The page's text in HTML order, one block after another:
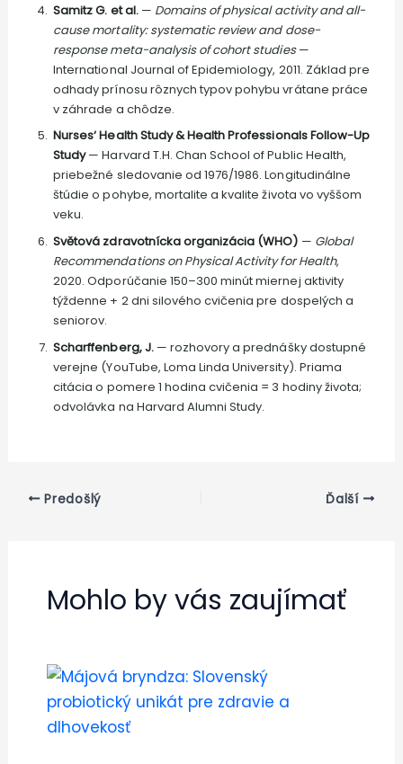
Samitz G. et al.— Domains of physical activity and all-
cause mortality: systematic review and dose-
response meta-analysis of cohort studies—
International Journal of Epidemiology, 2011. Základ pre
odhady prínosu rôznych typov pohybu vrátane práce
v záhrade a chôdze.
Nurses‘ Health Study & Health Professionals Follow-Up
Study— Harvard T.H. Chan School of Public Health,
priebežné sledovanie od 1976/1986. Longitudinálne
štúdie o pohybe, mortalite a kvalite života vo vyššom
veku.
Světová zdravotnícka organizácia (WHO) — Global
Recommendations on Physical Activity for Health,
2020. Odporúčanie 150–300 minút miernej aktivity
týždenne + 2 dni silového cvičenia pre dospelých a
seniorov.
Scharffenberg, J.— rozhovory a prednášky dostupné
verejne (YouTube, Loma Linda University). Priama
citácia o pomere 1 hodina cvičenia = 3 hodiny života;
odvolávka na Harvard Alumni Study.
Predošlý Ďalší
Mohlo by vás zaujímať